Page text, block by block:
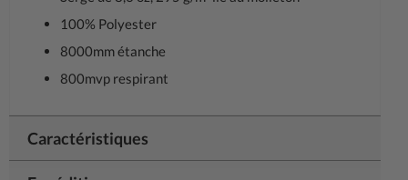
100% Polyester
8000mm étanche
800mvp respirant
Caractéristiques